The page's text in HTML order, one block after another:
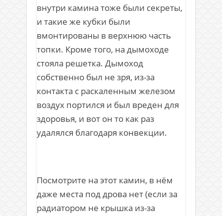
внутри камина тоже были секреты,
и такие же кубки были
вмонтированы в верхнюю часть
топки. Кроме того, на дымоходе
стояла решетка. Дымоход
собственно был не зря, из-за
контакта с раскаленным железом
воздух портился и был вреден для
здоровья, и вот он то как раз
удалялся благодаря конвекции.
Посмотрите на этот камин, в нём
даже места под дрова нет (если за
радиатором не крышка из-за